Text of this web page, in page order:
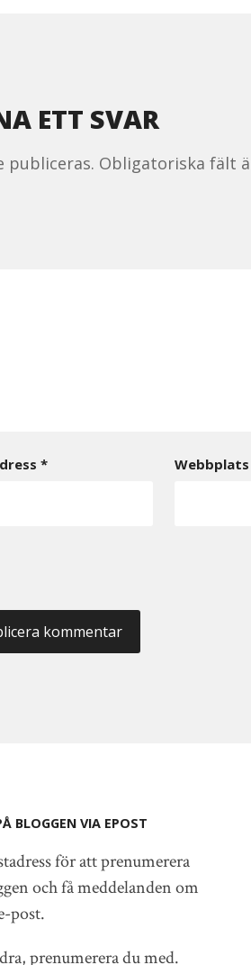
ETT SVAR
publiceras. Obligatoriska fält
* Webbplats
BLOGGEN VIA EPOST
för att prenumerera
och få meddelanden om
post.
prenumerera du med.